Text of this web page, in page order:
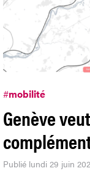
#mobilité
Genève
Publié lundi 29 juin